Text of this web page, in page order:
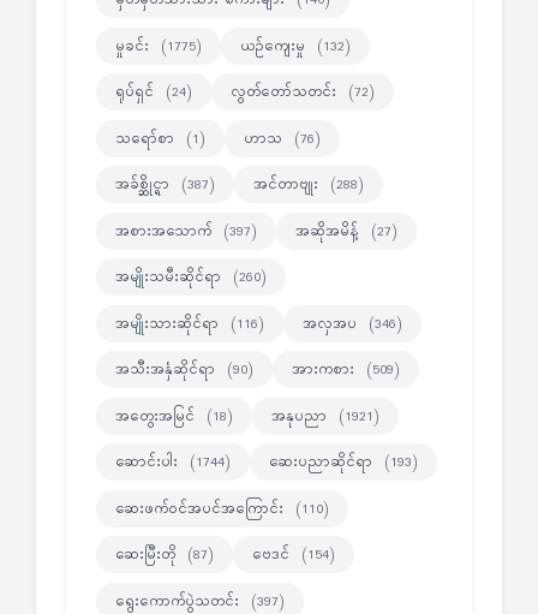
မှုခင်း (1775) ယဉ်ကျေးမှု (132)
ရုပ်ရှင် (24) လွတ်တော်သတင်း (72)
သရော်စာ (1) ဟာသ (76)
အခ်စ္ဆိုင္ရာ (387) အင်တာဗျုး (288)
အစားအသောက် (397) အဆိုအမိန့် (27)
အမျိုးသမီးဆိုင်ရာ (260)
အမျိုးသားဆိုင်ရာ (116) အလှအပ (346)
အသီးအနှံဆိုင်ရာ (90) အားကစား (509)
အတွေးအမြင် (18) အနုပညာ (1921)
ဆောင်းပါး (1744) ဆေးပညာဆိုင်ရာ (193)
ဆေးဖက်ဝင်အပင်အကြောင်း (110)
ဆေးမြီးတို (87) ဗေဒင် (154)
ရွေးကောက်ပွဲသတင်း (397)